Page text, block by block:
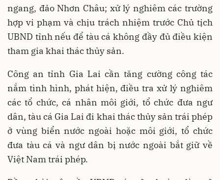
ngang, đảo Nhơn Châu; xử lý nghiêm các trường
hợp vi phạm và chịu trách nhiệm trước Chủ tịch
UBND tỉnh nếu để tàu cá không đầy đủ điều kiện
tham gia khai thác thủy sản.
Công an tỉnh Gia Lai cần tăng cường công tác
nắm tình hình, phát hiện, điều tra xử lý nghiêm
các tổ chức, cá nhân môi giới, tổ chức đưa ngư
dân, tàu cá Gia Lai đi khai thác thủy sản trái phép
ở vùng biển nước ngoài hoặc môi giới, tổ chức
đưa tàu cá và ngư dân bị nước ngoài bắt giữ về
Việt Nam trái phép.